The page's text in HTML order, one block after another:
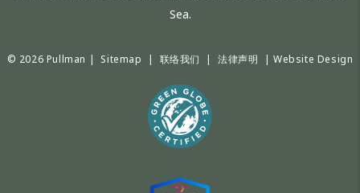
Sea.
© 2026 Pullman | Sitemap | 联络我们 |法律声明 | Website Design